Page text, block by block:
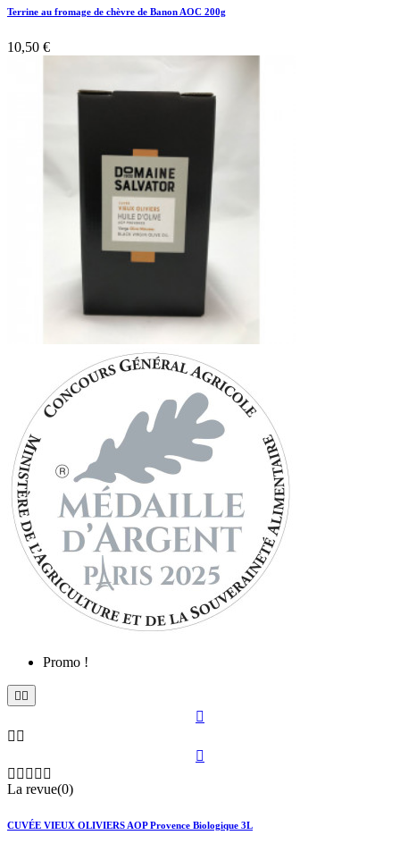
Terrine au fromage de chèvre de Banon AOC 200g
10,50 €
Promo !
 

 

    
La revue(0)
CUVÉE VIEUX OLIVIERS AOP Provence Biologique 3L